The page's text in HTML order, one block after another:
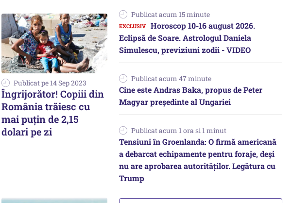
Publicat pe 14 Sep 2023
Îngrijorător! Copiii din
România trăiesc cu
mai puțin de 2,15
dolari pe zi
Publicat acum 15 minute
Horoscop 10-16 august 2026.
Eclipsă de Soare. Astrologul Daniela
Simulescu, previziuni zodii - VIDEO
Publicat acum 47 minute
Cine este Andras Baka, propus de Peter
Magyar președinte al Ungariei
Publicat acum 1 ora si 1 minut
Tensiuni în Groenlanda: O firmă americană
a debarcat echipamente pentru foraje, deși
nu are aprobarea autorităților. Legătura cu
Trump